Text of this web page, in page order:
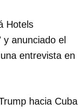
Hotels
anunciado el
entrevista en
hacia Cuba